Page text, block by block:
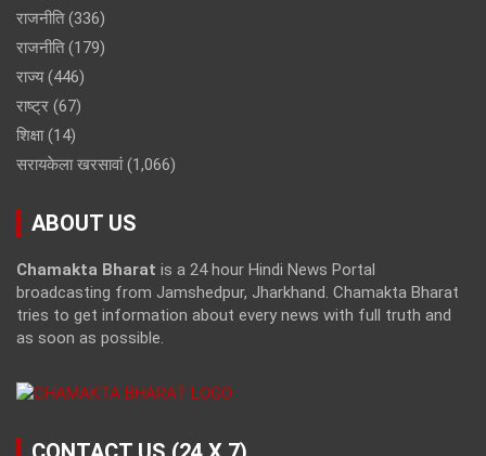
राजनीति(336)
राजनीति(179)
राज्य(446)
राष्ट्र (67)
शिक्षा(14)
सरायकेला खरसावां(1,066)
ABOUT US
Chamakta Bharat is a 24 hour Hindi News Portal
broadcasting from Jamshedpur, Jharkhand. Chamakta Bharat
tries to get information about every news with full truth and
as soon as possible.